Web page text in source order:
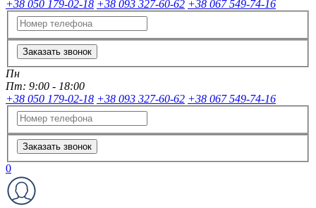
+38 050 179-02-18 +38 093 327-60-62 +38 067 549-74-16
Заказать звонок
Пн
Пт: 9:00 - 18:00
+38 050 179-02-18 +38 093 327-60-62 +38 067 549-74-16
Заказать звонок
0